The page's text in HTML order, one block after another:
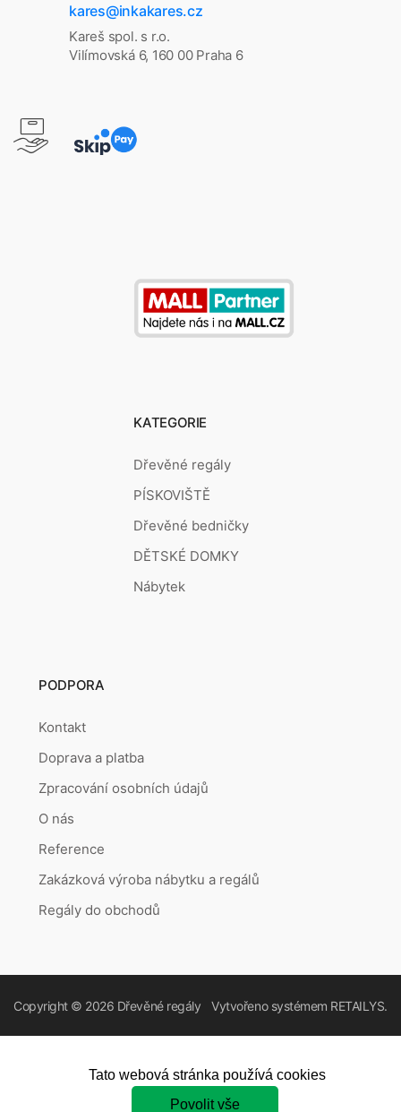
kares@inkakares.cz
Kareš spol. s r.o.
Vilímovská 6, 160 00 Praha 6
KATEGORIE
Dřevěné regály
PÍSKOVIŠTĚ
Dřevěné bedničky
DĚTSKÉ DOMKY
Nábytek
PODPORA
Kontakt
Doprava a platba
Zpracování osobních údajů
O nás
Reference
Zakázková výroba nábytku a regálů
Regály do obchodů
Copyright © 2026 Dřevěné regály Vytvořeno systémem RETAILYS.
Tato webová stránka používá cookies
Povolit vše